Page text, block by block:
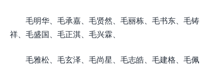
毛明华、毛承嘉、毛贤然、毛丽栋、毛书东、毛铸
祥、毛盛国、毛正淇、毛兴霖、
毛雅松、毛玄泽、毛尚星、毛志皓、毛建格、毛佩